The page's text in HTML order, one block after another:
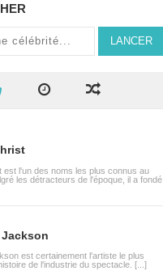
LANCER
est l'un des noms les plus connus au
les détracteurs de l'époque, il a fondé
est certainement l'artiste le plus
de l'industrie du spectacle. [...]